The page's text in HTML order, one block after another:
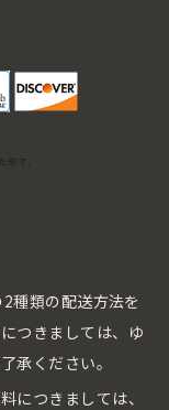
種類の配送方法を
つきましては、ゆ
承ください。
につきましては、